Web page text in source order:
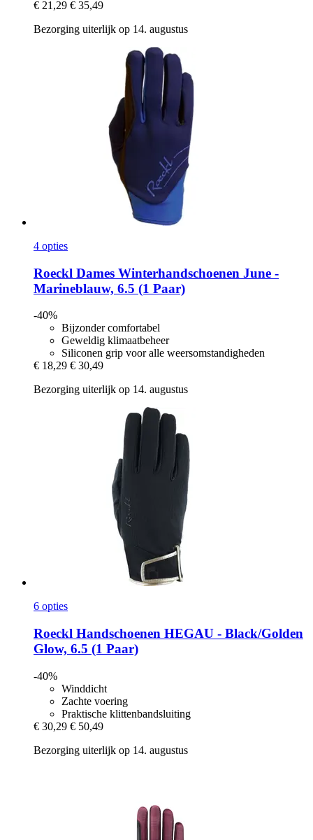
€ 21,29 € 35,49
Bezorging uiterlijk op 14. augustus
4 opties
Roeckl Dames Winterhandschoenen June -​
Marineblauw, 6.5 (1 Paar)
-40%
Bijzonder comfortabel
Geweldig klimaatbeheer
Siliconen grip voor alle weersomstandigheden
€ 18,29 € 30,49
Bezorging uiterlijk op 14. augustus
6 opties
Roeckl Handschoenen HEGAU -​ Black/Golden
Glow, 6.5 (1 Paar)
-40%
Winddicht
Zachte voering
Praktische klittenbandsluiting
€ 30,29 € 50,49
Bezorging uiterlijk op 14. augustus